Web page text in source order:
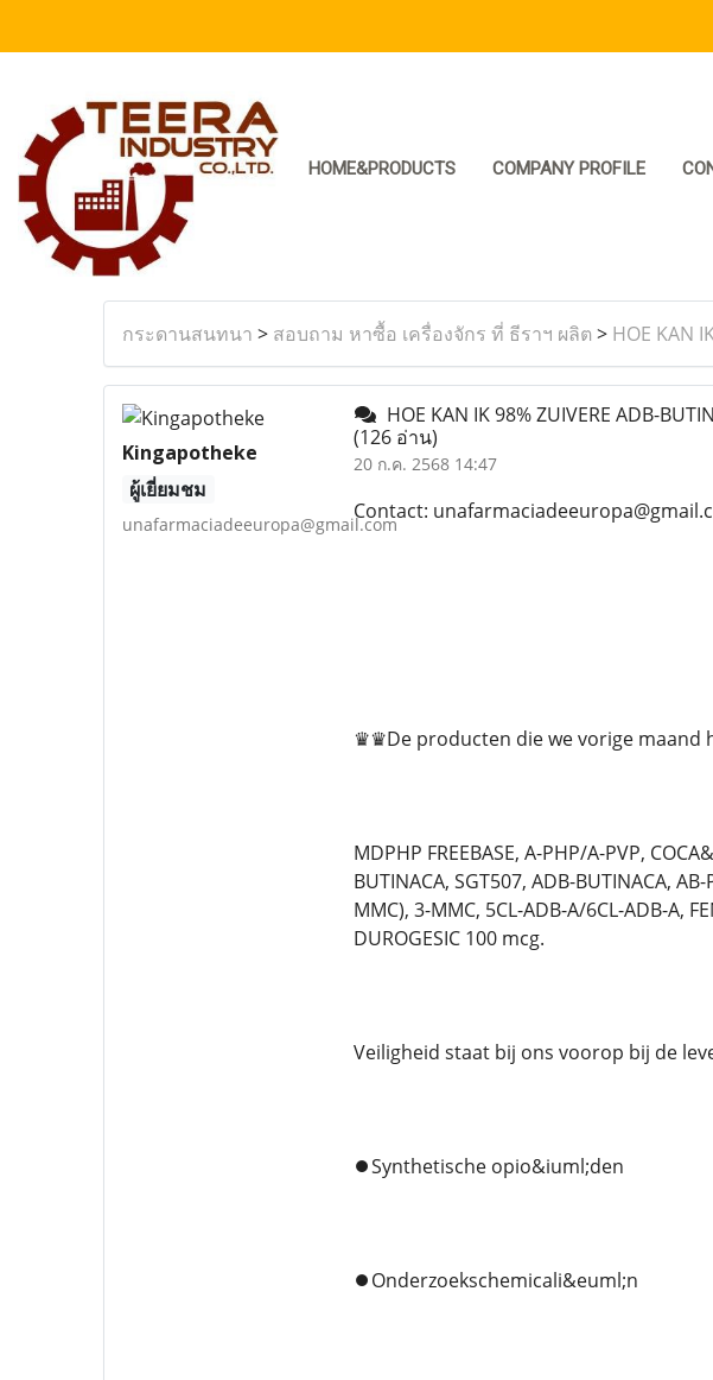
HOME&PRODUCTS COMPANY PROFILE
กระดานสนทนา > สอบถาม หาซื้อ เครื่องจักร ที่ ธีราฯ ผลิต > HOE KAN
Kingapotheke
ผู้เยี่ยมชม
unafarmaciadeeuropa@gmail.com
HOE KAN IK 98% ZUIVERE ADB-
(126 อ่าน)
20 ก.ค. 2568 14:47
Contact:
♛♛De producten die we vorige maand
MDPHP FREEBASE, A-PHP/A-PVP,
BUTINACA, SGT507, ADB-BUTINACA,
MMC), 3-MMC, 5CL-ADB-A/6CL-ADB-A,
DUROGESIC 100 mcg.
Veiligheid staat bij ons voorop bij de
⏺️Synthetische opio&iuml;den
⏺️Onderzoekschemicali&euml;n